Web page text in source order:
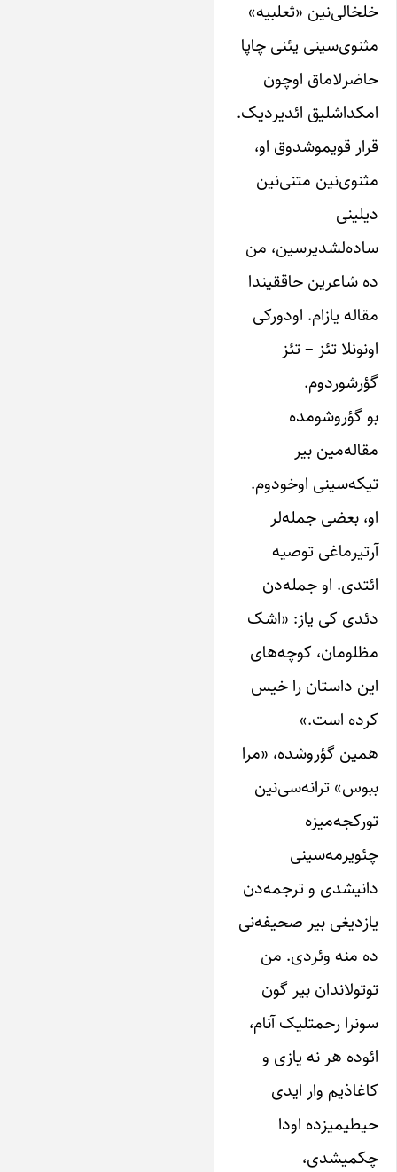
خلخالی‌نین «ثعلبیه»
مثنوی‌سینی ‌یئنی چاپا
حاضرلاماق اوچون
امکداشلیق ائدیردیک.
قرار قویموشدوق او،
مثنوی‌نین متنی‌نین
دیلینی
ساده‌لشدیرسین، من
ده شاعرین حاققیندا
مقاله ‌یازام. اودورکی
اونونلا تئز – تئز
گؤرشوردوم.
بو گؤروشومده
مقاله‌مین بیر
تیکه‌سینی اوخودوم.
او، بعضی جمله‌لر
آرتیرماغی توصیه
ائتدی. او جمله‌دن
دئدی کی‌ یاز: «اشک
مظلومان، کوچه‌های
‌این داستان را خیس
کرده است.»
همین گؤروشده، «مرا
ببوس» ترانه‌سی‌نین
تورکجه‌میزه
چئویرمه‌سینی
دانیشدی و ترجمه‌دن
‌یازدیغی بیر صحیفه‌نی
ده منه وئردی. من
توتولاندان بیر گون
سونرا رحمتلیک آنام،
ائوده هر نه ‌یازی و
کاغاذیم وار ‌ایدی
حیطیمیزده اودا
چکمیشدی،